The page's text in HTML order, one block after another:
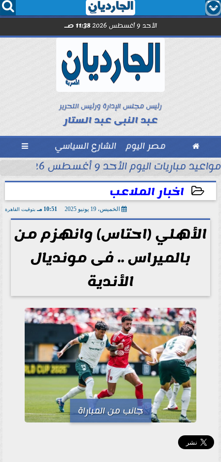
  
الأحد 9 أغسطس 2026 11:38 صـ
رئيس مجلس الإدارة ورئيس التحرير
عبد النبى عبد الستار
 مصر اليوم الشارع السياسي 
شريف...
مواعيد مباريات اليوم الأحد 9 أغسطس 2026
اخبار الملاعب
الخميس، 19 يونيو 2025 10:51 مـ بتوقيت القاهرة
الأهلي (احتاس) وانهزم من
بالميراس .. فى مونديال
الأندية
جانب من المباراة